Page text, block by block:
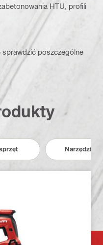
HTU, profili
poszczególne
Narzędzia